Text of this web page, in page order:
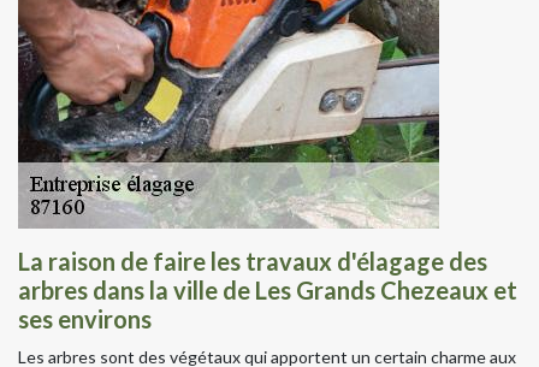
La raison de faire les travaux d'élagage des
arbres dans la ville de Les Grands Chezeaux et
ses environs
Les arbres sont des végétaux qui apportent un certain charme aux